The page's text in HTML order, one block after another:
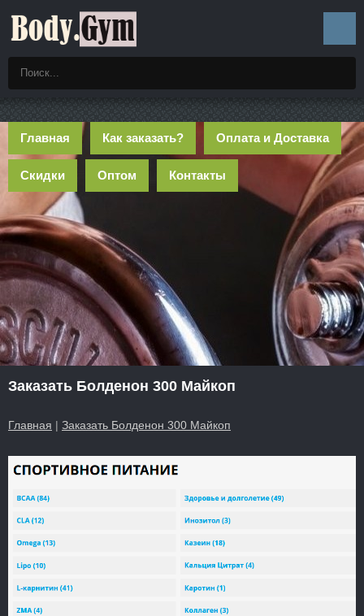
Главная Как заказать? Оплата и Доставка
Скидки Оптом Контакты
Заказать Болденон 300 Майкоп
Главная | Заказать Болденон 300 Майкоп